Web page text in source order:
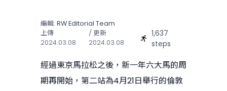
編輯: RW Editorial Team
上傳
2024.03.08
/ 更新
2024.03.08
1,637
steps
經過東京馬拉松之後，新一年六大馬的周
期再開始，第二站為4月21日舉行的倫敦